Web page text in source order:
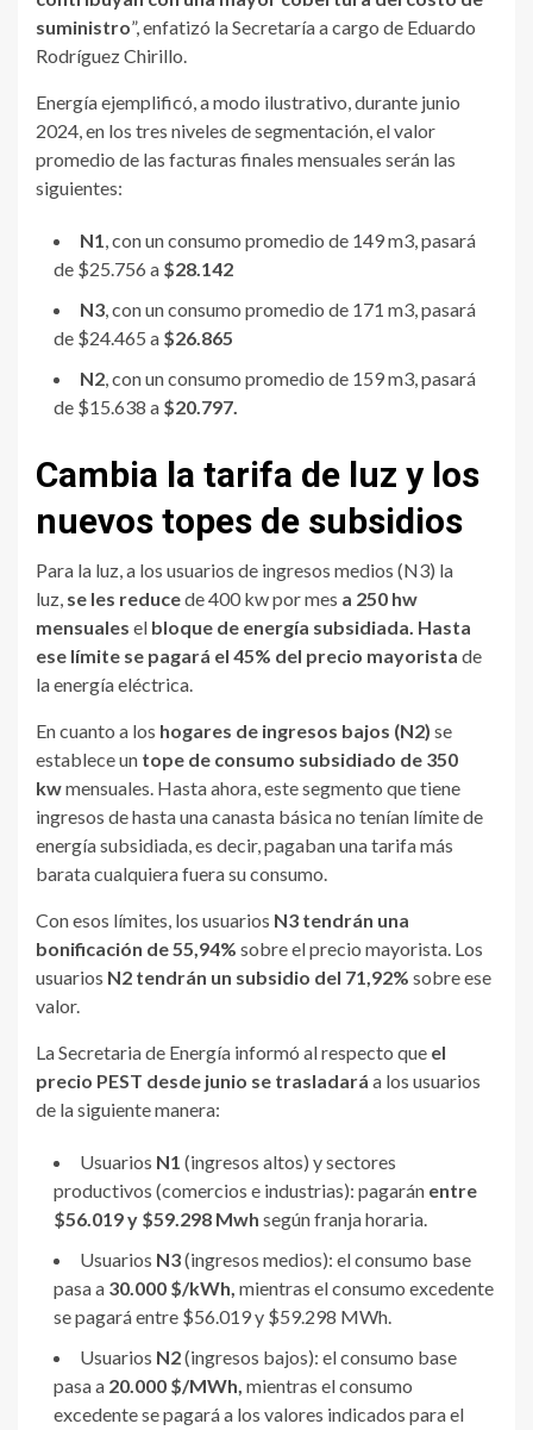
suministro”, enfatizó la Secretaría a cargo de Eduardo
Rodríguez Chirillo.
Energía ejemplificó, a modo ilustrativo, durante junio
2024, en los tres niveles de segmentación, el valor
promedio de las facturas finales mensuales serán las
siguientes:
N1, con un consumo promedio de 149 m3, pasará
de $25.756 a $28.142
N3, con un consumo promedio de 171 m3, pasará
de $24.465 a $26.865
N2, con un consumo promedio de 159 m3, pasará
de $15.638 a $20.797.
Cambia la tarifa de luz y los
nuevos topes de subsidios
Para la luz, a los usuarios de ingresos medios (N3) la
luz, se les reducede 400 kw por mes a 250 hw
mensuales el bloque de energía subsidiada. Hasta
ese límite se pagará el 45% del precio mayorista de
la energía eléctrica.
En cuanto a los hogares de ingresos bajos (N2) se
establece un tope de consumo subsidiado de 350
kwmensuales. Hasta ahora, este segmento que tiene
ingresos de hasta una canasta básica no tenían límite de
energía subsidiada, es decir, pagaban una tarifa más
barata cualquiera fuera su consumo.
Con esos límites, los usuarios N3 tendrán una
bonificación de 55,94% sobre el precio mayorista. Los
usuarios N2 tendrán un subsidio del 71,92% sobre ese
valor.
La Secretaria de Energía informó al respecto que el
precio PEST desde junio se trasladará a los usuarios
de la siguiente manera:
Usuarios N1 (ingresos altos) y sectores
productivos (comercios e industrias): pagarán entre
$56.019 y $59.298 Mwh según franja horaria.
Usuarios N3(ingresos medios): el consumo base
pasa a 30.000 $/kWh, mientras el consumo excedente
se pagará entre $56.019 y $59.298 MWh.
Usuarios N2(ingresos bajos): el consumo base
pasa a 20.000 $/MWh, mientras el consumo
excedente se pagará a los valores indicados para el